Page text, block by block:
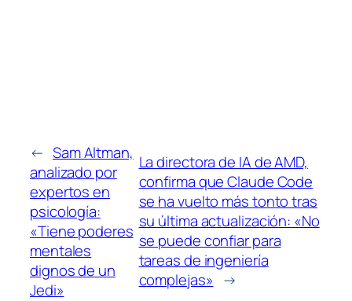
← Sam Altman,
analizado por
expertos en
psicología:
«Tiene poderes
mentales
dignos de un
Jedi»
La directora de IA de AMD,
confirma que Claude Code
se ha vuelto más tonto tras
su última actualización: «No
se puede confiar para
tareas de ingeniería
complejas» →